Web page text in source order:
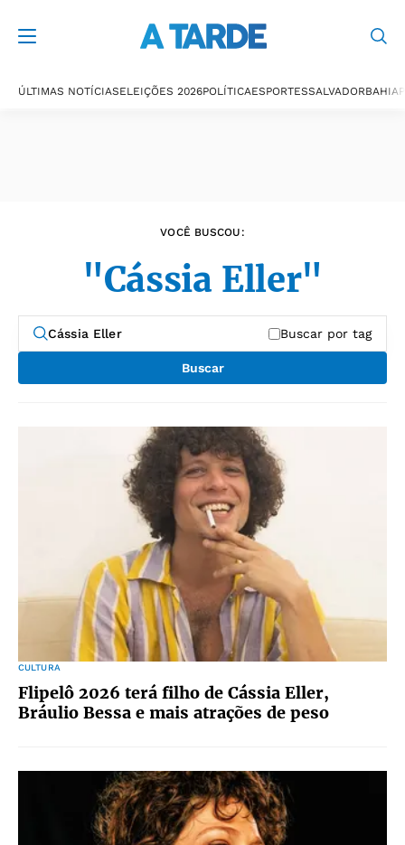
ÚLTIMAS NOTÍCIASELEIÇÕES 2026POLÍTICAESPORTESSALVADORBAHIA
VOCÊ BUSCOU:
"Cássia Eller"
Buscar por tag
Buscar
CULTURA
Flipelô 2026 terá filho de Cássia Eller,
Bráulio Bessa e mais atrações de peso